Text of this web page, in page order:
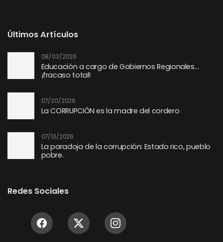
Últimos Artículos
08/03/2026
Educación a cargo de Gobiernos Regionales…
¡fracaso total!
07/20/2026
La CORRUPCIÓN es la madre del cordero
07/13/2026
La paradoja de la corrupción: Estado rico, pueblo
pobre.
Redes Sociales